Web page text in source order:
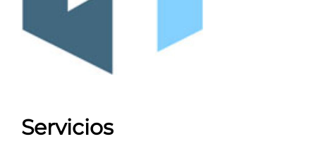
Servicios